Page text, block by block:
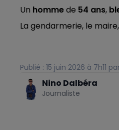
Un hommede 54 ans,
La gendarmerie, le
Publié : 15 juin 2026 à 7h11
Nino Dalbéra
Journaliste